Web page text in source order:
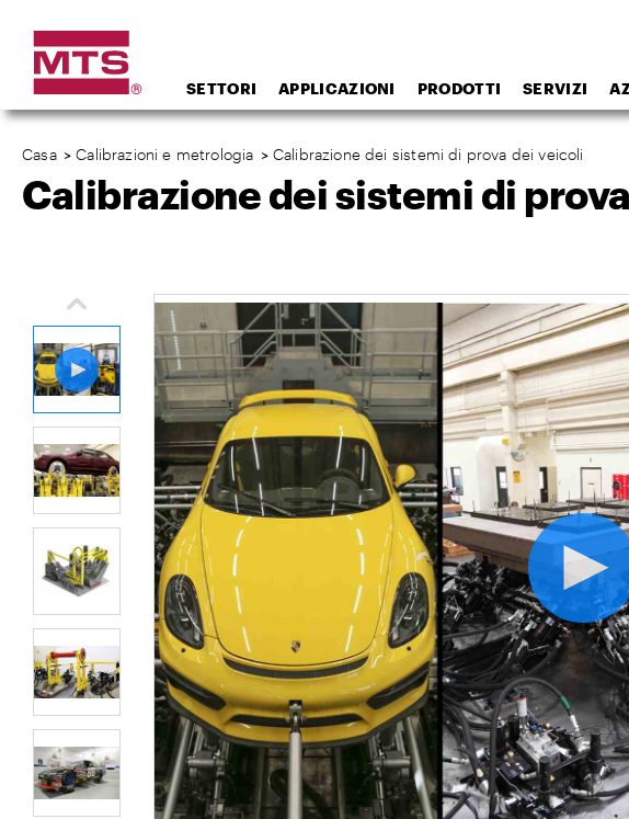
SETTORI APPLICAZIONI PRODOTTI SERVIZI
Casa >Calibrazioni e metrologia > Calibrazione dei sistemi di prova dei veicoli
Calibrazione dei sistemi di